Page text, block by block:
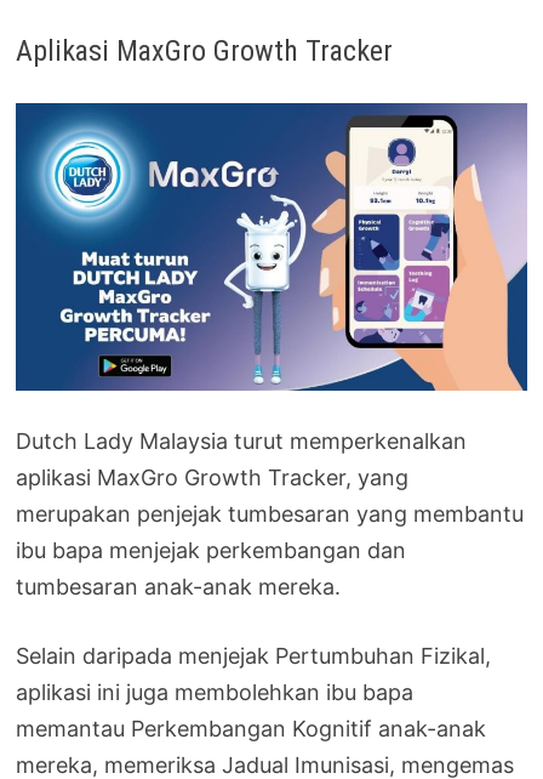
Aplikasi MaxGro Growth Tracker
Dutch Lady Malaysia turut memperkenalkan
aplikasi MaxGro Growth Tracker, yang
merupakan penjejak tumbesaran yang membantu
ibu bapa menjejak perkembangan dan
tumbesaran anak-anak mereka.
Selain daripada menjejak Pertumbuhan Fizikal,
aplikasi ini juga membolehkan ibu bapa
memantau Perkembangan Kognitif anak-anak
mereka, memeriksa Jadual Imunisasi, mengemas